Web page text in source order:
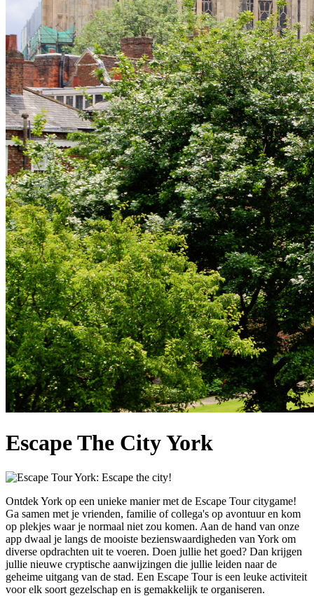
Escape The City York
Ontdek York op een unieke manier met de Escape Tour citygame!
Ga samen met je vrienden, familie of collega's op avontuur en kom
op plekjes waar je normaal niet zou komen. Aan de hand van onze
app dwaal je langs de mooiste bezienswaardigheden van York om
diverse opdrachten uit te voeren. Doen jullie het goed? Dan krijgen
jullie nieuwe cryptische aanwijzingen die jullie leiden naar de
geheime uitgang van de stad. Een Escape Tour is een leuke activiteit
voor elk soort gezelschap en is gemakkelijk te organiseren.